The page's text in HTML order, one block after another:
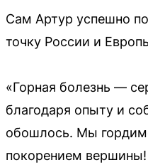
Сам Артур успешно
точку России и
«Горная болезнь —
благодаря опыту и
обошлось. Мы
покорением